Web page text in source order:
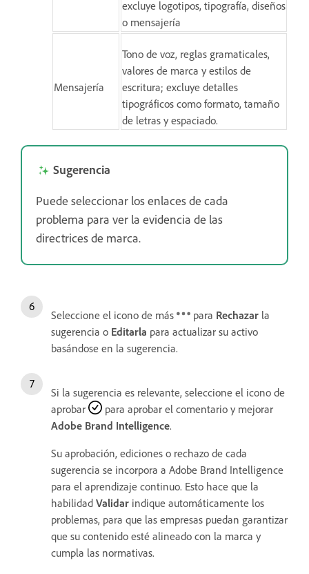
excluye logotipos, tipografía, diseños
o mensajería
Mensajería
Tono de voz, reglas gramaticales,
valores de marca y estilos de
escritura; excluye detalles
tipográficos como formato, tamaño
de letras y espaciado.
Sugerencia
Puede seleccionar los enlaces de cada
problema para ver la evidencia de las
directrices de marca.
Seleccione el icono de más para Rechazar la
sugerencia o Editarla para actualizar su activo
basándose en la sugerencia.
Si la sugerencia es relevante, seleccione el icono de
aprobar
para aprobar el comentario y mejorar
Adobe Brand Intelligence.
Su aprobación, ediciones o rechazo de cada
sugerencia se incorpora a Adobe Brand Intelligence
para el aprendizaje continuo. Esto hace que la
habilidad Validar indique automáticamente los
problemas, para que las empresas puedan garantizar
que su contenido esté alineado con la marca y
cumpla las normativas.